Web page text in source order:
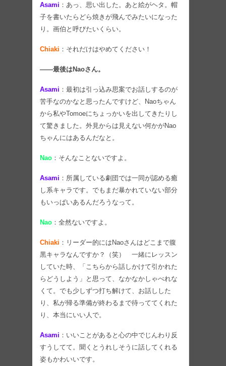
Asami ：あっ、思い出した。あと絵がヘタ。帽
子を書いたらどら焼きが飛んでみたいになった
り。画伯と呼びたいくらい。
Chiaki ：それだけはやめてください！
――最後はNaoさん。
Asami ：最初は引っ込み思案でお話しするのが
苦手なのかなと思ったんですけど、Naoちゃん
から私やTomoeにちょっかいを出してきたりし
て驚きました。外見からは見えない何かがNao
ちゃんにはあるんだなと。
Nao ：そんなことないですよ。
Asami ：所属している劇団では一同が認める癒
し系キャラです。でもまだ暴かれていない部分
もいっぱいあるんだろうなって。
Nao ：全然ないですよ。
Chiaki ：リーダー的にはNaoさんはどこまで腹
黒キャラなんですか？（笑） 一緒にレッスン
していた時、「こちらから話しかけて引かれた
らどうしよう」と思って、なかなかしゃべれな
くて。でも少しずつ打ち解けて、お話しした
り、私が帰る準備が終わるまで待っててくれた
り、本当にいい人で。
Asami ：いいことがあると心の中でじんわり反
すうしてて。聞くとうれしそうに話してくれる
姿もかわいいです。